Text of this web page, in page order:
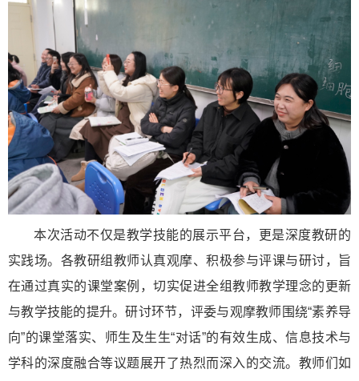
本次活动不仅是教学技能的展示平台，更是深度教研的
实践场。各教研组教师认真观摩、积极参与评课与研讨，旨
在通过真实的课堂案例，切实促进全组教师教学理念的更新
与教学技能的提升。研讨环节，评委与观摩教师围绕“素养导
向”的课堂落实、师生及生生“对话”的有效生成、信息技术与
学科的深度融合等议题展开了热烈而深入的交流。教师们如